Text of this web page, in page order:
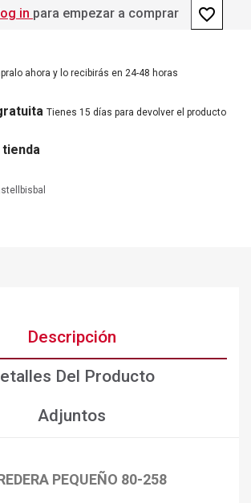
log in para empezar a comprar favorite_border
ahora y lo recibirás en 24-48 horas
Tienes 15 días para devolver el producto
tienda
Descripción
Del Producto
Adjuntos
PEQUEÑO 80-258